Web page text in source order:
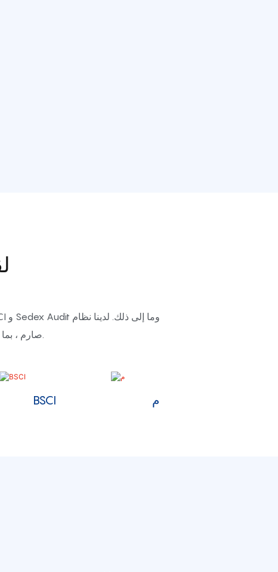
مراقبة جودة AQL صارم ، بما في ذلك التفتيش أثناء العملية في كل عملية وفحص نهائي.
BSCI م